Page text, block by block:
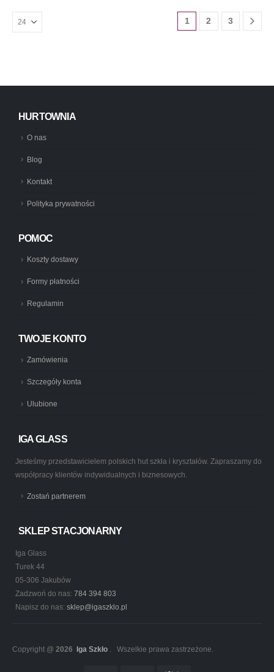
1 2 3
HURTOWNIA
O nas
Blog
Kontakt
Polityka prywatności
POMOC
Koszty dostawy
Formy płatności
Regulamin
TWOJE KONTO
Zamówienia
Szczegóły konta
Ulubione
IGA GLASS
Jesteśmy przedstawicielem polskich hut szkła i kryształów. Zapraszamy do
współpracy klientów indywidualnych i biznesowych.
Zostań partnerem
SKLEP STACJONARNY
Iga Glass
Turek 44
05-306 Jakubów
Zadzwoń do nas: 784 394 803
Napisz do nas: sklep@igaszklo.pl
Copyright @ 2026 Iga Szkło . Wszelkie prawa zastrzeżone.